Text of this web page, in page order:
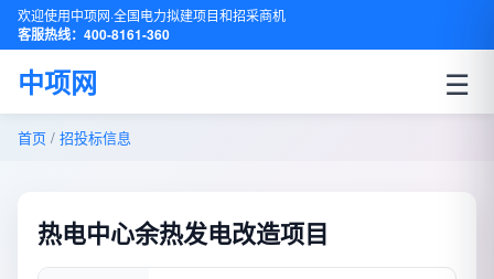
欢迎使用中项网·全国电力拟建项目和招采商机
客服热线：400-8161-360
中项网 ☰
首页 / 招投标信息
热电中心余热发电改造项目